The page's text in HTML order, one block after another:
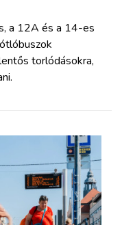
a 12A és a 14-es
torlódásokra,